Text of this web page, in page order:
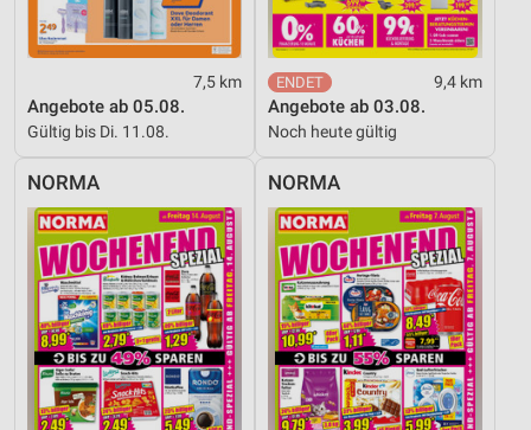
7,5 km
Angebote ab 05.08.
Gültig bis Di. 11.08.
9,4 km
Angebote ab 03.08.
Noch heute gültig
NORMA NORMA